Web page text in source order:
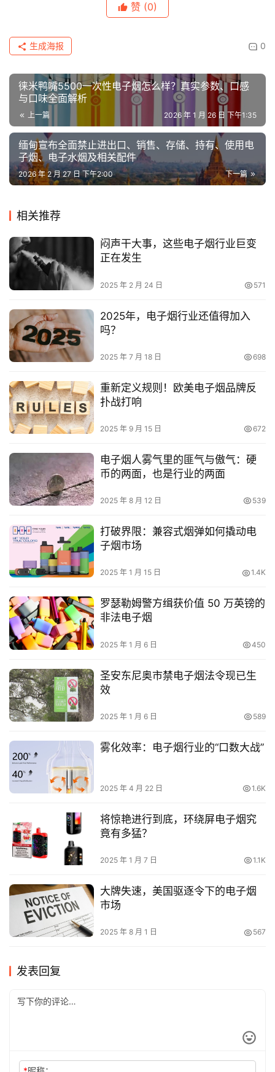
赞 (0)
0
生成海报
徕米鸭嘴5500一次性电子烟怎么样？真实参数、口感
与口味全面解析
上一篇 2026 年 1 月 26 日 下午1:35
缅甸宣布全面禁止进出口、销售、存储、持有、使用电
子烟、电子水烟及相关配件
下一篇
2026 年 2 月 27 日 下午2:00
相关推荐
闷声干大事，这些电子烟行业巨变
正在发生
2025 年 2 月 24 日 571
2025年，电子烟行业还值得加入
吗？
2025 年 7 月 18 日 698
重新定义规则！欧美电子烟品牌反
扑战打响
2025 年 9 月 15 日 672
电子烟人雾气里的匪气与傲气：硬
币的两面，也是行业的两面
2025 年 8 月 12 日 539
打破界限：兼容式烟弹如何撬动电
子烟市场
2025 年 1 月 15 日 1.4K
罗瑟勒姆警方缉获价值 50 万英镑的
非法电子烟
2025 年 1 月 6 日 450
圣安东尼奥市禁电子烟法令现已生
效
2025 年 1 月 6 日 589
雾化效率：电子烟行业的“口数大战”
2025 年 4 月 22 日 1.6K
将惊艳进行到底，环绕屏电子烟究
竟有多猛？
2025 年 1 月 7 日 1.1K
大牌失速，美国驱逐令下的电子烟
市场
2025 年 8 月 1 日 567
发表回复